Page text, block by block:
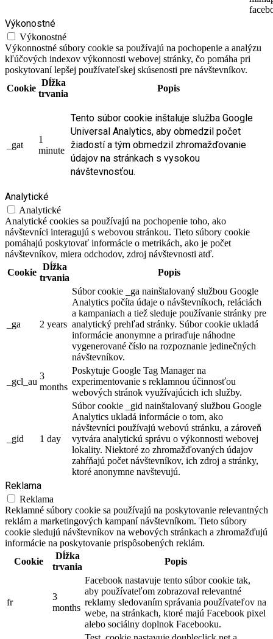
Výkonostné
Výkonostné
Výkonnostné súbory cookie sa používajú na pochopenie a analýzu
kľúčových indexov výkonnosti webovej stránky, čo pomáha pri
poskytovaní lepšej používateľskej skúsenosti pre návštevníkov.
Cookie
Dĺžka
trvania
Popis
_gat
1
minute
Tento súbor cookie inštaluje služba Google
Universal Analytics, aby obmedzil počet
žiadostí a tým obmedzil zhromažďovanie
údajov na stránkach s vysokou
návštevnosťou.
Analytické
Analytické
Analytické cookies sa používajú na pochopenie toho, ako
návštevníci interagujú s webovou stránkou. Tieto súbory cookie
pomáhajú poskytovať informácie o metrikách, ako je počet
návštevníkov, miera odchodov, zdroj návštevnosti atď.
Cookie
Dĺžka
trvania
Popis
_ga 2 years
Súbor cookie _ga nainštalovaný službou Google
Analytics počíta údaje o návštevníkoch, reláciách
a kampaniach a tiež sleduje používanie stránky pre
analytický prehľad stránky. Súbor cookie ukladá
informácie anonymne a priraďuje náhodne
vygenerované číslo na rozpoznanie jedinečných
návštevníkov.
_gcl_au
3
months
Poskytuje Google Tag Manager na
experimentovanie s reklamnou účinnosťou
webových stránok využívajúcich ich služby.
_gid 1 day
Súbor cookie _gid nainštalovaný službou Google
Analytics ukladá informácie o tom, ako
návštevníci používajú webovú stránku, a zároveň
vytvára analytickú správu o výkonnosti webovej
lokality. Niektoré zo zhromažďovaných údajov
zahŕňajú počet návštevníkov, ich zdroj a stránky,
ktoré anonymne navštevujú.
Reklama
Reklama
Reklamné súbory cookie sa používajú na poskytovanie relevantných
reklám a marketingových kampaní návštevníkom. Tieto súbory
cookie sledujú návštevníkov na webových stránkach a zhromažďujú
informácie na poskytovanie prispôsobených reklám.
Cookie
Dĺžka
trvania
Popis
fr
3
months
Facebook nastavuje tento súbor cookie tak,
aby používateľom zobrazoval relevantné
reklamy sledovaním správania používateľov na
webe, na stránkach, ktoré majú Facebook pixel
alebo sociálny doplnok Facebooku.